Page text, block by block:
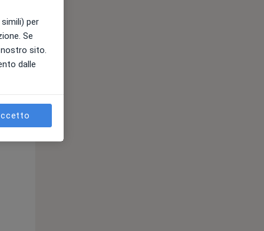
Lun,
per
Se
sito.
dalle